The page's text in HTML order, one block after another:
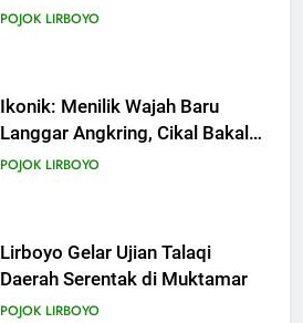
Ponpes Lirboyo yang Selesai
POJOK LIRBOYO
Lirboyo Gelar Ujian Talaqi
Daerah Serentak di Muktamar
POJOK LIRBOYO
Tam-Taman Lirboyo: MHM dan
Ma’had Aly Gelar Koreksian
Kitab Semester Ganjil
POJOK LIRBOYO